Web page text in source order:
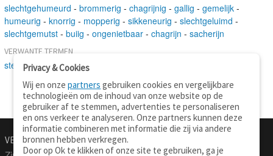
slechtgehumeurd - brommerig - chagrijnig - gallig - gemelijk -
humeurig - knorrig - mopperig - sikkeneurig - slechtgeluimd -
slechtgemutst - buiig - ongenietbaar - chagrijn - sacherijn
VERWANTE TERMEN
stemming
VERTALEN.NU
Privacy & Cookies
Wij en onzepartners gebruiken cookies en vergelijkbare
technologieën om de inhoud van onze website op de
gebruiker af te stemmen, advertenties te personaliseren
en ons verkeer te analyseren. Onze partners kunnen deze
informatie combineren met informatie die zij via andere
bronnen hebben verkregen.
Door op Ok te klikken of onze site te gebruiken, ga je